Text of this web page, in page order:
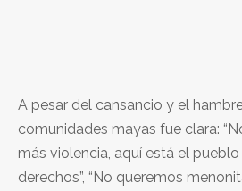
A pesar del cansancio y el
comunidades mayas fue clara:
más violencia, aquí está el
derechos”, “No queremos